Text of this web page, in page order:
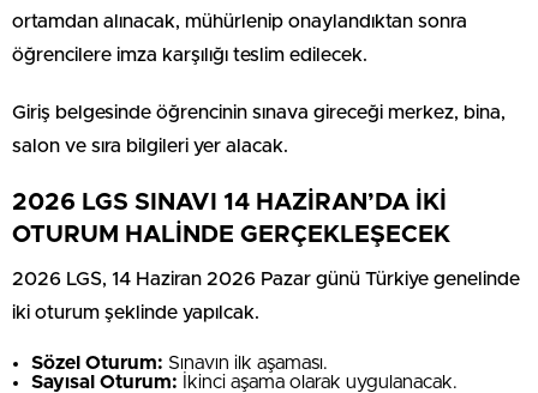
ortamdan alınacak, mühürlenip onaylandıktan sonra
öğrencilere imza karşılığı teslim edilecek.
Giriş belgesinde öğrencinin sınava gireceği merkez, bina,
salon ve sıra bilgileri yer alacak.
2026 LGS SINAVI 14 HAZİRAN’DA İKİ
OTURUM HALİNDE GERÇEKLEŞECEK
2026 LGS, 14 Haziran 2026 Pazar günü Türkiye genelinde
iki oturum şeklinde yapılcak.
Sözel Oturum: Sınavın ilk aşaması.
Sayısal Oturum: İkinci aşama olarak uygulanacak.